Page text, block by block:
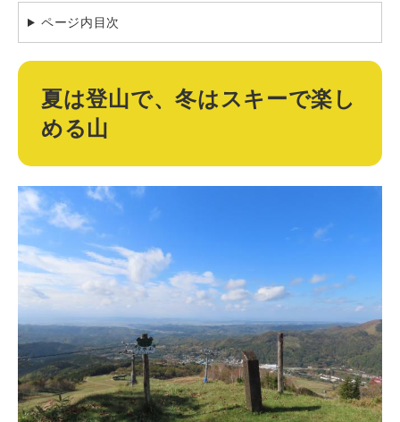
ページ内目次
夏は登山で、冬はスキーで楽し
める山